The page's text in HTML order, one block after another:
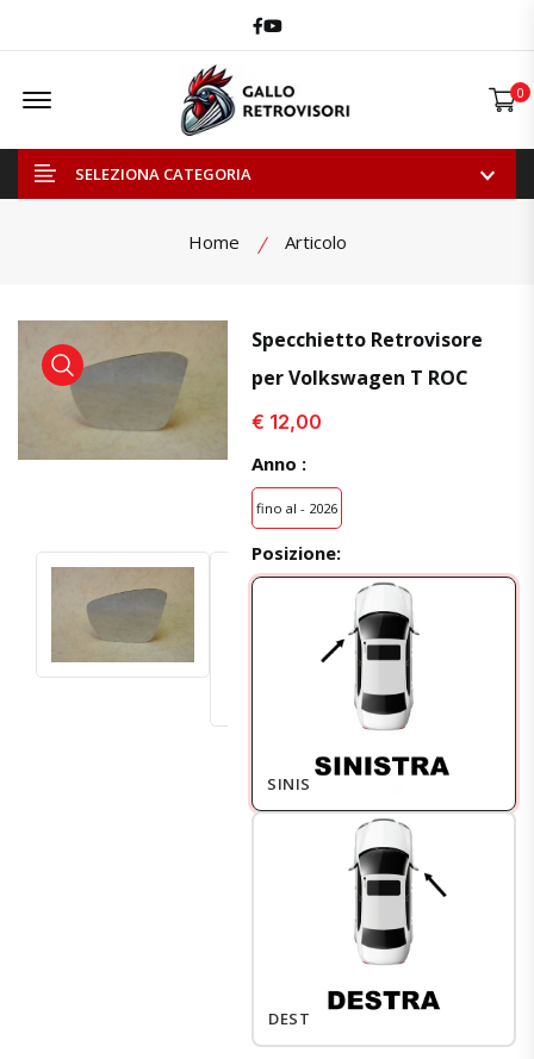
Facebook
Youtube
Offcanvas Menu Open 0
SELEZIONA CATEGORIA
Home Articolo
visualizza prodotto visualizza prodotto
Specchietto Retrovisore
per Volkswagen T ROC
€ 12,00
Anno :
fino al - 2026
Posizione:
SINISTRO
DESTRO